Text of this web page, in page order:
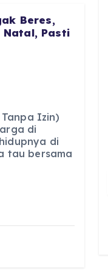
Beres,
Pasti
Izin)
di
di
tau bersama